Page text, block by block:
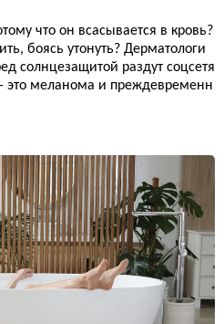
что он всасывается в кровь?
боясь утонуть? Дерматологи
солнцезащитой раздут соцсетя
это меланома и преждевременн